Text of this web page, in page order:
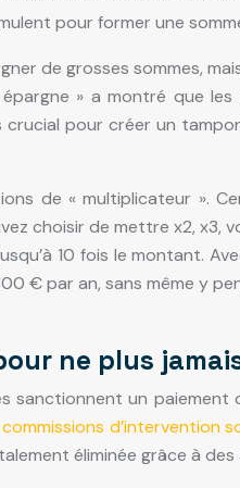
pour former une
de grosses sommes,
» a montré que
crucial pour créer un
de « multiplicateur ».
choisir de mettre x2, x3,
10 fois le montant.
€ par an, sans même y
ne plus
sanctionnent un
d’intervention
éliminée grâce à des